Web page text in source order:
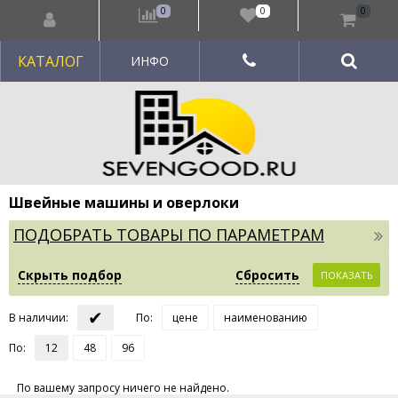
КАТАЛОГ ИНФО
Швейные машины и оверлоки
ПОДОБРАТЬ ТОВАРЫ ПО ПАРАМЕТРАМ
Скрыть подбор ПОКАЗАТЬ
Сбросить
В наличии: ✔ По: цене
наименованию
По: 12 48 96
По вашему запросу ничего не найдено.
0 0 0